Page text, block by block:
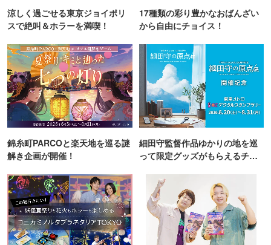
涼しく過ごせる東京ジョイポリ
スで絶叫＆ホラーを満喫！
17種類の彩り豊かなおばんざい
から自由にチョイス！
錦糸町PARCOと楽天地を巡る謎
解き企画が開催！
細田守監督作品ゆかりの地を巡
って限定グッズがもらえるチャ